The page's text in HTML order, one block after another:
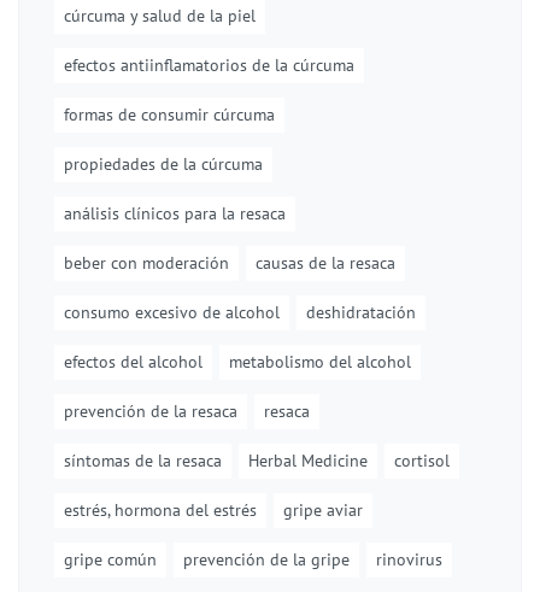
cúrcuma y salud de la piel
efectos antiinflamatorios de la cúrcuma
formas de consumir cúrcuma
propiedades de la cúrcuma
análisis clínicos para la resaca
beber con moderación causas de la resaca
consumo excesivo de alcohol deshidratación
efectos del alcohol metabolismo del alcohol
prevención de la resaca resaca
síntomas de la resaca Herbal Medicine cortisol
estrés, hormona del estrés gripe aviar
gripe común prevención de la gripe rinovirus